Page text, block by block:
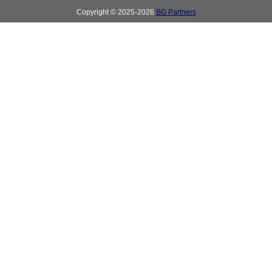
Copyright © 2025-2026 BG Partners